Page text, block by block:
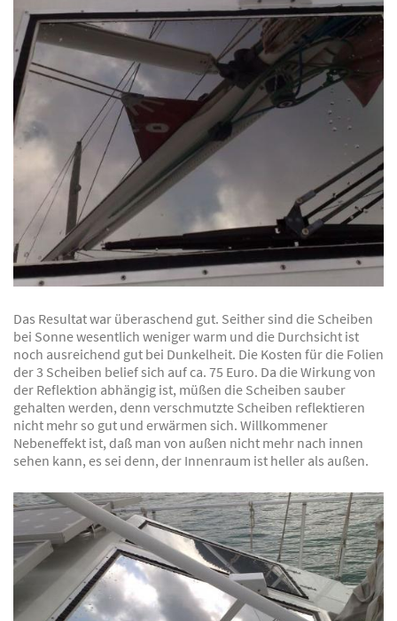
Das Resultat war überaschend gut. Seither sind die Scheiben
bei Sonne wesentlich weniger warm und die Durchsicht ist
noch ausreichend gut bei Dunkelheit. Die Kosten für die Folien
der 3 Scheiben belief sich auf ca. 75 Euro. Da die Wirkung von
der Reflektion abhängig ist, müßen die Scheiben sauber
gehalten werden, denn verschmutzte Scheiben reflektieren
nicht mehr so gut und erwärmen sich. Willkommener
Nebeneffekt ist, daß man von außen nicht mehr nach innen
sehen kann, es sei denn, der Innenraum ist heller als außen.